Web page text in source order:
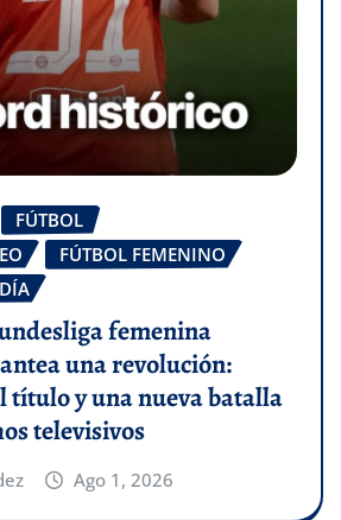
FÚTBOL
FÚTBOL FEMENINO
femenina
una revolución:
título y una nueva batalla
televisivos
Ago 1, 2026